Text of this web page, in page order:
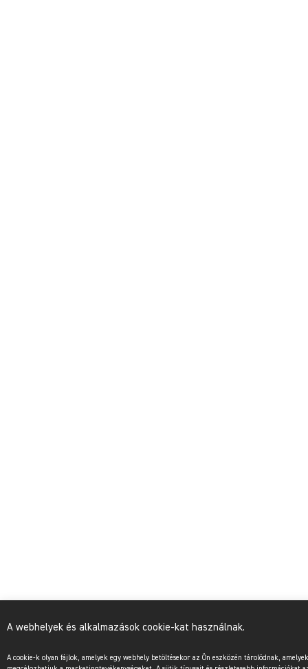
A webhelyek és alkalmazások cookie-kat használnak.
A cookie-k olyan fájlok, amelyek egy webhely betöltésekor az Ön eszközén tárolódnak,